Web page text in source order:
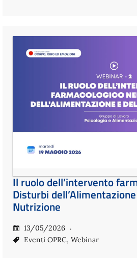
Il ruolo dell’intervento
Disturbi
Nutrizione
13/05/2026
Eventi OPRC, Webinar